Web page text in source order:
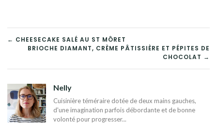
NAVIGATION
DE
L’ARTICLE
← CHEESECAKE SALÉ AU ST MÔRET
BRIOCHE DIAMANT, CRÈME PÂTISSIÈRE ET PÉPITES DE
CHOCOLAT →
Nelly
Cuisinière téméraire dotée de deux mains gauches,
d'une imagination parfois débordante et de bonne
volonté pour progresser...